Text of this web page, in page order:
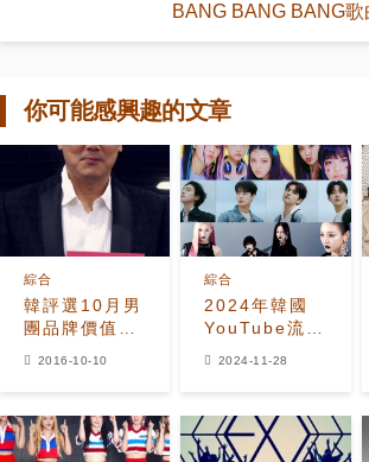
BANG BANG BANG
你可能感興趣的文章
韓評選10月男
團品牌價值
綜合
2016-10-10
2024年韓國
YouTube流媒
綜合
2024-11-28